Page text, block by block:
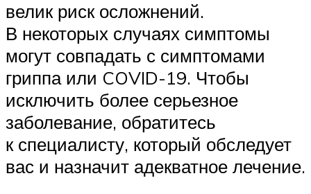
велик риск осложнений.
В некоторых случаях симптомы
могут совпадать с симптомами
гриппа или COVID-19. Чтобы
исключить более серьезное
заболевание, обратитесь
к специалисту, который обследует
вас и назначит адекватное лечение.